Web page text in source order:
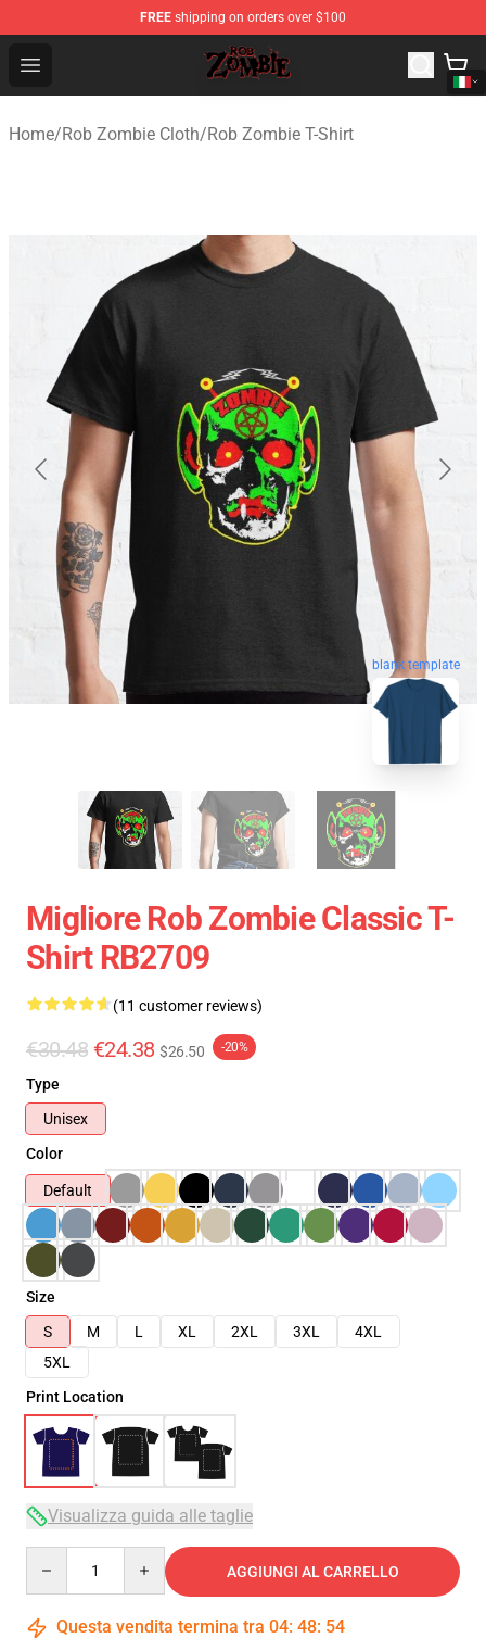
FREE shipping on orders over $100
Open menu
Rob Zombie Shop - Official Rob Zombie Merchandise
Home/Rob Zombie Cloth/Rob Zombie T-Shirt
blank template
Migliore Rob Zombie Classic T-
Shirt RB2709
(11 customer reviews)
€30.48 €24.38 $26.50 -20%
Type
Unisex
Color
Default
Size
S
M L XL 2XL 3XL
4XL
5XL
Print Location
Visualizza guida alle taglie
AGGIUNGI AL CARRELLO
Questa vendita termina tra 04: 48: 54